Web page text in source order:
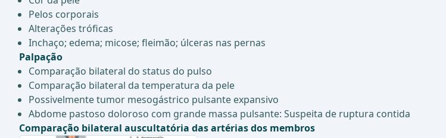
Pelos corporais
Alterações tróficas
Inchaço; edema; micose; fleimão; úlceras nas pernas
Palpação
Comparação bilateral do status do pulso
Comparação bilateral da temperatura da pele
Possivelmente tumor mesogástrico pulsante expansivo
Abdome pastoso doloroso com grande massa pulsante: Suspeita de ruptura contida
Comparação bilateral auscultatória das artérias dos membros